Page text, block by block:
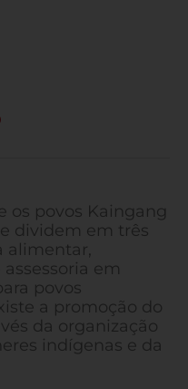
os povos Kaingang
dividem em três
alimentar,
em
povos
a promoção do
da organização
indígenas e da